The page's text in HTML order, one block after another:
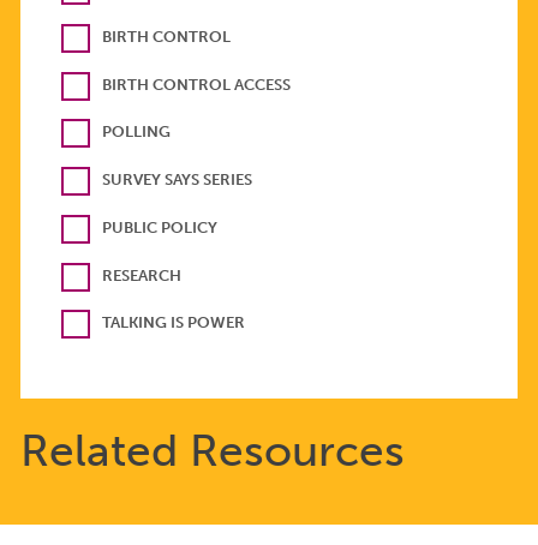
BIRTH CONTROL
BIRTH CONTROL ACCESS
POLLING
SURVEY SAYS SERIES
PUBLIC POLICY
RESEARCH
TALKING IS POWER
Related Resources